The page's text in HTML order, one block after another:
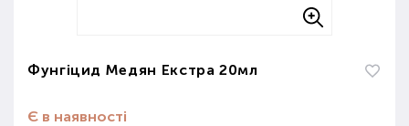
Фунгіцид Медян Екстра 20мл
Є в наявності